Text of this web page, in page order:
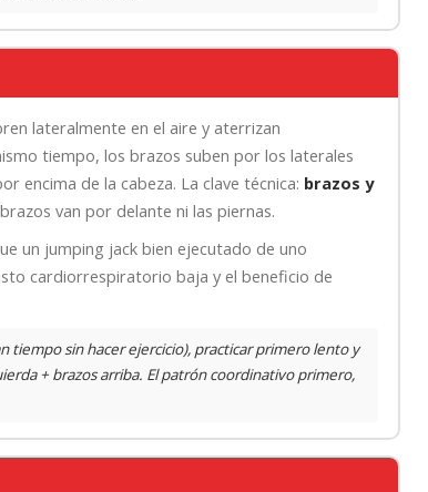
lateralmente en el aire y aterrizan
tiempo, los brazos suben por los laterales
encima de la cabeza. La clave técnica: brazos y
van por delante ni las piernas.
un jumping jack bien ejecutado de uno
cardiorrespiratorio baja y el beneficio de
tiempo sin hacer ejercicio), practicar primero lento y
+ brazos arriba. El patrón coordinativo primero,